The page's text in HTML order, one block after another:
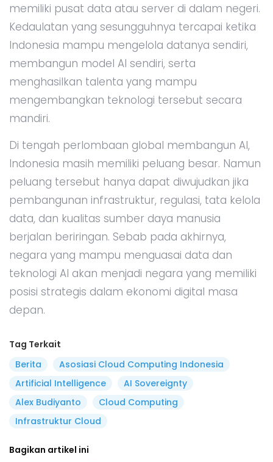
memiliki pusat data atau server di dalam negeri.
Kedaulatan yang sesungguhnya tercapai ketika
Indonesia mampu mengelola datanya sendiri,
membangun model AI sendiri, serta
menghasilkan talenta yang mampu
mengembangkan teknologi tersebut secara
mandiri.
Di tengah perlombaan global membangun AI,
Indonesia masih memiliki peluang besar. Namun
peluang tersebut hanya dapat diwujudkan jika
pembangunan infrastruktur, regulasi, tata kelola
data, dan kualitas sumber daya manusia
berjalan beriringan. Sebab pada akhirnya,
negara yang mampu menguasai data dan
teknologi AI akan menjadi negara yang memiliki
posisi strategis dalam ekonomi digital masa
depan.
Tag Terkait
Berita
Asosiasi Cloud Computing Indonesia
Artificial Intelligence
AI Sovereignty
Alex Budiyanto
Cloud Computing
Infrastruktur Cloud
Bagikan artikel ini